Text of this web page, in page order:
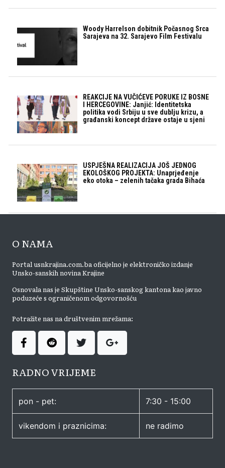
Woody Harrelson dobitnik Počasnog Srca
Sarajeva na 32. Sarajevo Film Festivalu
REAKCIJE NA VUČIĆEVE PORUKE IZ BOSNE
I HERCEGOVINE: Janjić: Identitetska
politika vodi Srbiju u sve dublju krizu, a
građanski koncept države ostaje u sjeni
USPJEŠNA REALIZACIJA JOŠ JEDNOG
EKOLOŠKOG PROJEKTA: Unaprjeđenje
eko otoka – zelenih tačaka grada Bihaća
O NAMA
Portal usnkrajina.com.ba oficijelno je elektroničko izdanje
Unsko-sanskih novina Krajine
Osnovala nas je Skupštine Unsko-sanskog kantona kao javno
poduzeće s ograničenom odgovornošću
Potražite nas na društvenim mrežama:
RADNO VRIJEME
pon - pet: 7:30 - 15:00
vikendom i praznicima: ne radimo